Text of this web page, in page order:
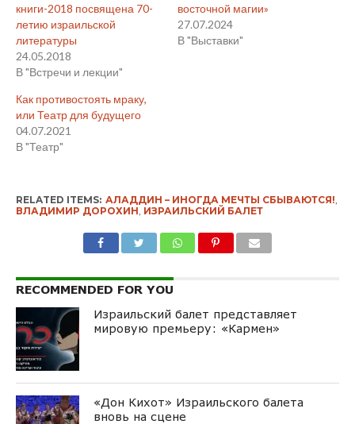
книги-2018 посвящена 70-
летию израильской
литературы
24.05.2018
В "Встречи и лекции"
восточной магии»
27.07.2024
В "Выставки"
Как противостоять мраку,
или Театр для будущего
04.07.2021
В "Театр"
RELATED ITEMS: АЛАДДИН – ИНОГДА МЕЧТЫ СБЫВАЮТСЯ!
ВЛАДИМИР ДОРОХИН ИЗРАИЛЬСКИЙ БАЛЕТ
RECOMMENDED FOR YOU
Израильский балет представляет
мировую премьеру: «Кармен»
«Дон Кихот» Израильского балета
вновь на сцене